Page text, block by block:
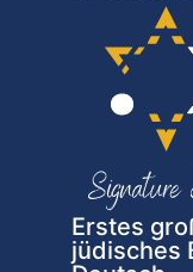
Erstes
jüdisches